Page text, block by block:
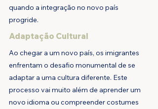
quando a integração no novo país
progride.
Adaptação Cultural
Ao chegar a um novo país, os imigrantes
enfrentam o desafio monumental de se
adaptar a uma cultura diferente. Este
processo vai muito além de aprender um
novo idioma ou compreender costumes